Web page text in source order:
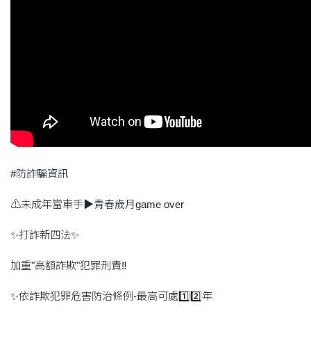
#防詐騙資訊
⚠️未成年當車手▶青春歲月game over
✨打詐新四法✨
加重"高額詐欺"犯罪刑責‼️
✨依詐欺犯罪危害防治條例-最高可處1️⃣2️⃣年